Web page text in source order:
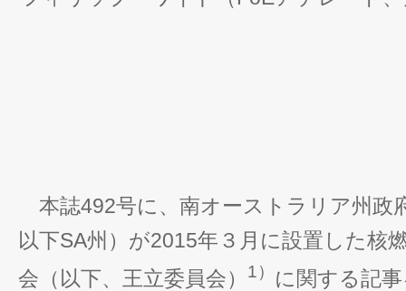
本誌492号に、南オーストラリア州政
以下SA州）が2015年３月に設置した核
会（以下、王立委員会）
1） に関する記